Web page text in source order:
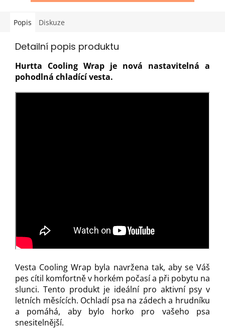
Popis Diskuze
Detailní popis produktu
Hurtta Cooling Wrap je nová nastavitelná a
pohodlná chladící vesta.
Vesta Cooling Wrap byla navržena tak, aby se Váš
pes cítil komfortně v horkém počasí a při pobytu na
slunci. Tento produkt je ideální pro aktivní psy v
letních měsících. Ochladí psa na zádech a hrudníku
a pomáhá, aby bylo horko pro vašeho psa
snesitelnější.